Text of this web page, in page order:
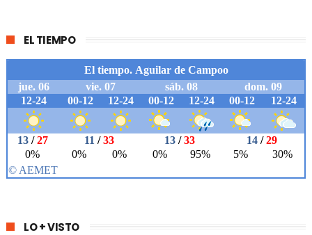
EL TIEMPO
LO + VISTO